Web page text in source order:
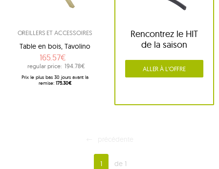
OREILLERS ET ACCESSOIRES
Table en bois, Tavolino
165.57€
regular price: 194.78€
Prix ​​le plus bas 30 jours avant la
remise: 175.30€
Rencontrez le HIT
de la saison
ALLER À L'OFFRE
1 de 1